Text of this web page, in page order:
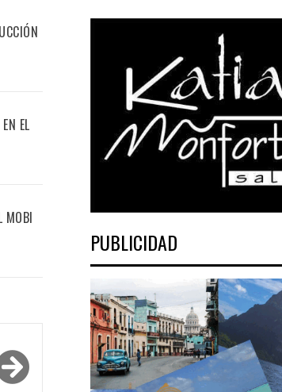
EL
MOBI
PUBLICIDAD